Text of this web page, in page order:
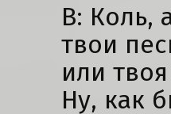
В: Коль,
твои
или
Ну, как